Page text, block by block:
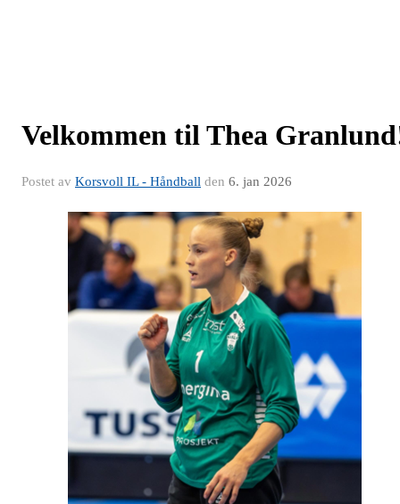
Velkommen til Thea
Postet av Korsvoll IL - Håndball den 6. jan 2026